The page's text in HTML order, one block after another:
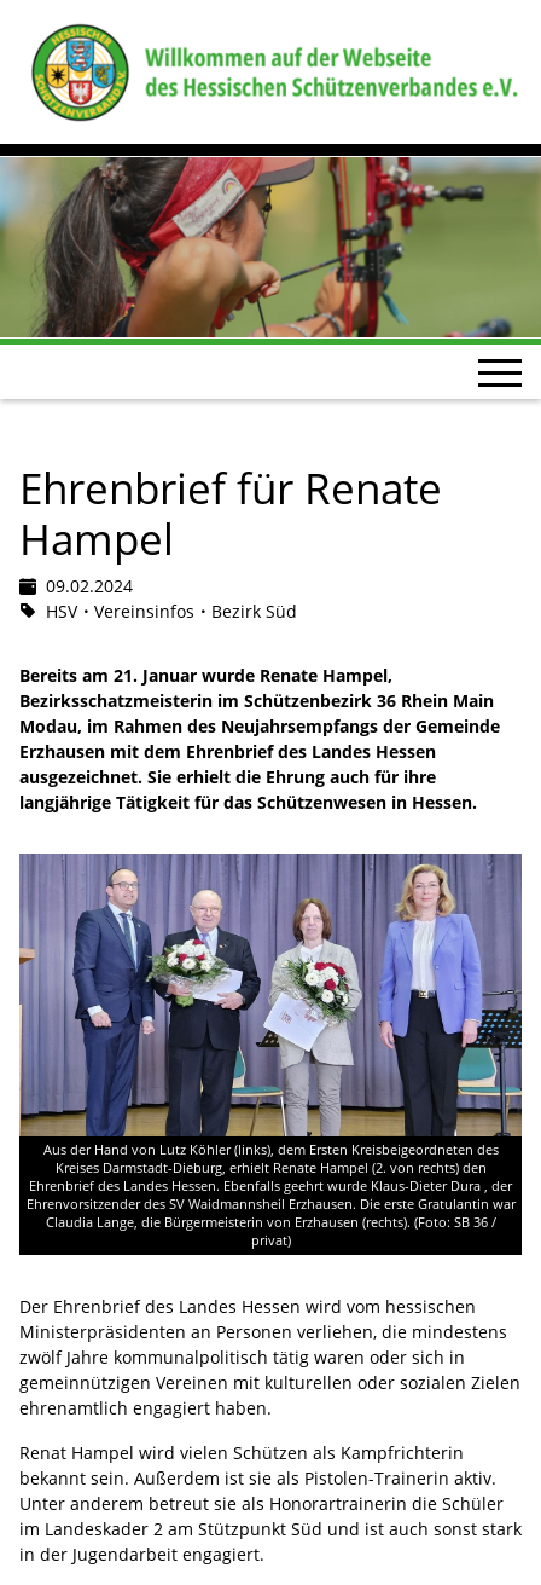
Ehrenbrief für Renate
Hampel
09.02.2024
HSV
Vereinsinfos Bezirk Süd
Bereits am 21. Januar wurde Renate Hampel,
Bezirksschatzmeisterin im Schützenbezirk 36 Rhein Main
Modau, im Rahmen des Neujahrsempfangs der Gemeinde
Erzhausen mit dem Ehrenbrief des Landes Hessen
ausgezeichnet. Sie erhielt die Ehrung auch für ihre
langjährige Tätigkeit für das Schützenwesen in Hessen.
Aus der Hand von Lutz Köhler (links), dem Ersten Kreisbeigeordneten des
Kreises Darmstadt-Dieburg, erhielt Renate Hampel (2. von rechts) den
Ehrenbrief des Landes Hessen. Ebenfalls geehrt wurde Klaus-Dieter Dura , der
Ehrenvorsitzender des SV Waidmannsheil Erzhausen. Die erste Gratulantin war
Claudia Lange, die Bürgermeisterin von Erzhausen (rechts). (Foto: SB 36 /
privat)
Der Ehrenbrief des Landes Hessen wird vom hessischen
Ministerpräsidenten an Personen verliehen, die mindestens
zwölf Jahre kommunalpolitisch tätig waren oder sich in
gemeinnützigen Vereinen mit kulturellen oder sozialen Zielen
ehrenamtlich engagiert haben.
Renat Hampel wird vielen Schützen als Kampfrichterin
bekannt sein. Außerdem ist sie als Pistolen-Trainerin aktiv.
Unter anderem betreut sie als Honorartrainerin die Schüler
im Landeskader 2 am Stützpunkt Süd und ist auch sonst stark
in der Jugendarbeit engagiert.